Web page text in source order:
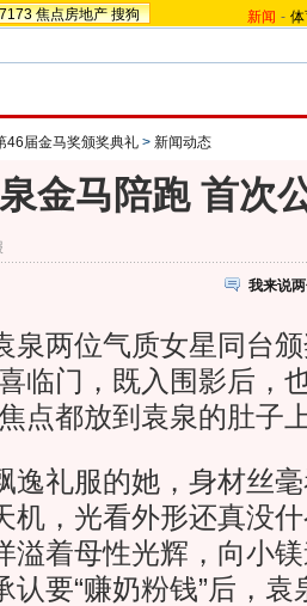
焦点房地产 搜狗 新闻 -
46届金马奖颁奖典礼 > 新闻动态
金马陪跑 首次
我来说
两位气质女星同台颁
临门，既入围影后，
点都放到袁泉的肚子
礼服的她，身材丝毫
机，光看外形还真没什
溢着母性光辉，向小
认要“赚奶粉钱”后，